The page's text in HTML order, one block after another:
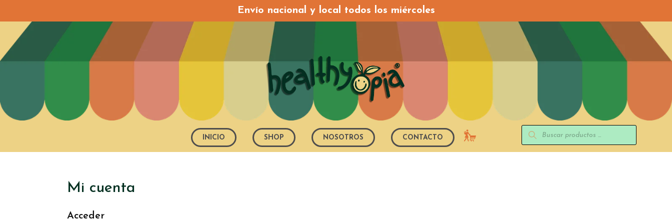
Envío nacional y local todos los miércoles
INICIO SHOP NOSOTROS CONTACTO
Mi cuenta
Acceder